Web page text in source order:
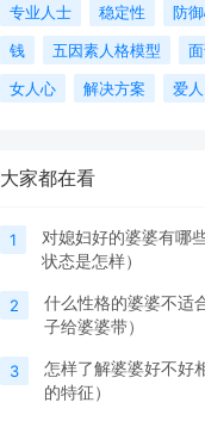
专业人士
稳定性 防
钱
五因素人格模型
女人心
解决方案 爱人
大家都在看
1
对媳妇好的婆婆有哪
状态是怎样）
2
什么性格的婆婆不适
子给婆婆带）
3
怎样了解婆婆好不好
的特征）